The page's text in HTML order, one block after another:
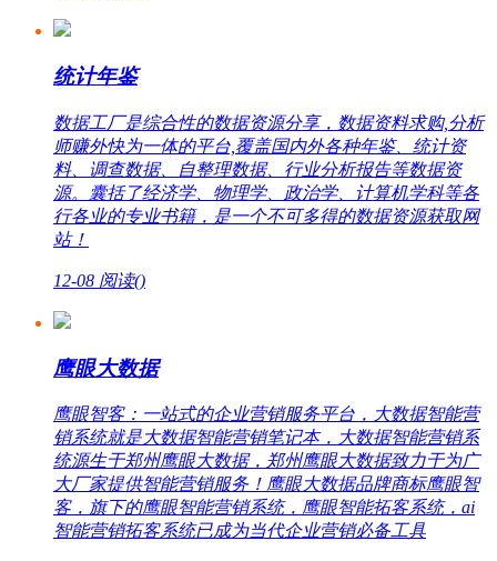
统计年鉴
数据工厂是综合性的数据资源分享，数据资料求购,分析
师赚外快为一体的平台,覆盖国内外各种年鉴、统计资
料、调查数据、自整理数据、行业分析报告等数据资
源。囊括了经济学、物理学、政治学、计算机学科等各
行各业的专业书籍，是一个不可多得的数据资源获取网
站！
12-08 阅读()
鹰眼大数据
鹰眼智客：一站式的企业营销服务平台，大数据智能营
销系统就是大数据智能营销笔记本，大数据智能营销系
统源生于郑州鹰眼大数据，郑州鹰眼大数据致力于为广
大厂家提供智能营销服务！鹰眼大数据品牌商标鹰眼智
客，旗下的鹰眼智能营销系统，鹰眼智能拓客系统，ai
智能营销拓客系统已成为当代企业营销必备工具